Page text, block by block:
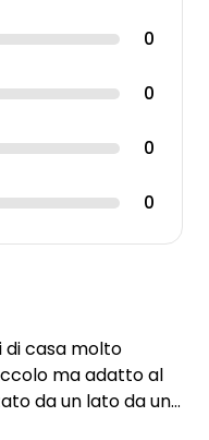
0
0
0
0
di casa molto
ma adatto al
da un lato da una